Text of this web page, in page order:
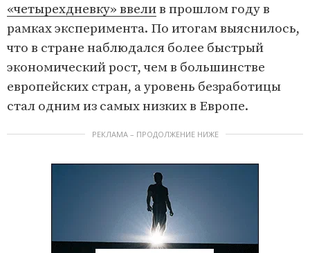
«четырехдневку» ввелив прошлом году в
рамках эксперимента. По итогам выяснилось,
что в стране наблюдался более быстрый
экономический рост, чем в большинстве
европейских стран, а уровень безработицы
стал одним из самых низких в Европе.
РЕКЛАМА – ПРОДОЛЖЕНИЕ НИЖЕ